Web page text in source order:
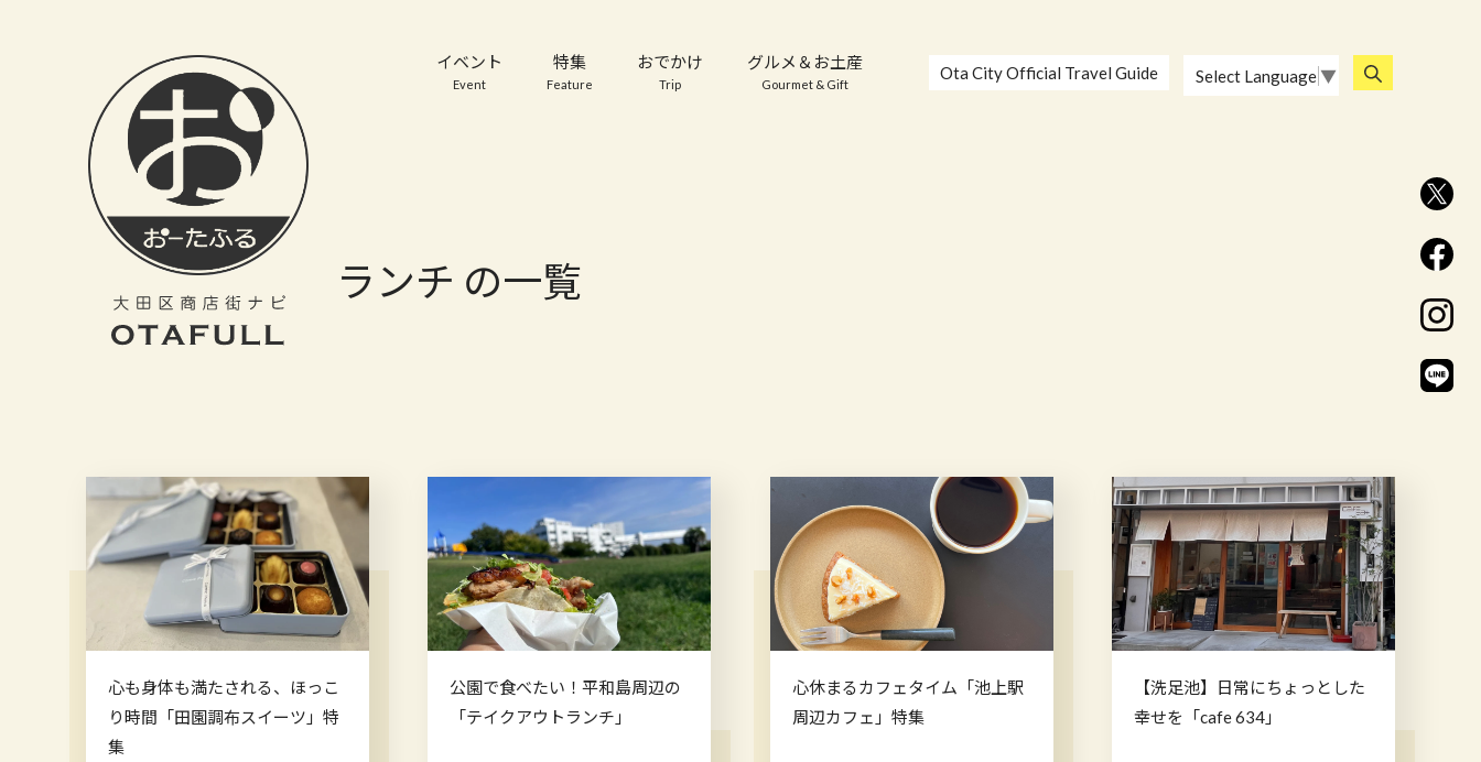
イベント
Event
特集
Feature
おでかけ
Trip
グルメ＆お土産
Gourmet & Gift
Ota City Official Travel Guide Select Language ▼
ランチ の一覧
心も身体も満たされる、ほっこ
り時間「田園調布スイーツ」特
集
公園で食べたい！平和島周辺の
「テイクアウトランチ」
心休まるカフェタイム「池上駅
周辺カフェ」特集
【洗足池】日常にちょっとした
幸せを「cafe 634」